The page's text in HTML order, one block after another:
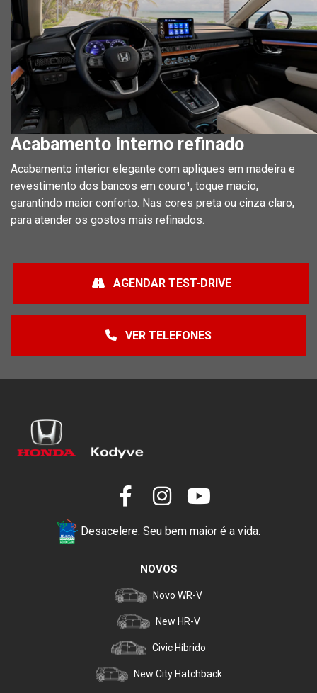
Acabamento interno refinado
Acabamento interior elegante com apliques em madeira e
revestimento dos bancos em couro¹, toque macio,
garantindo maior conforto. Nas cores preta ou cinza claro,
para atender os gostos mais refinados.
VER TELEFONES
AGENDAR TEST-DRIVE
Desacelere. Seu bem maior é a vida.
NOVOS
Novo WR-V
New HR-V
Civic Híbrido
New City Hatchback